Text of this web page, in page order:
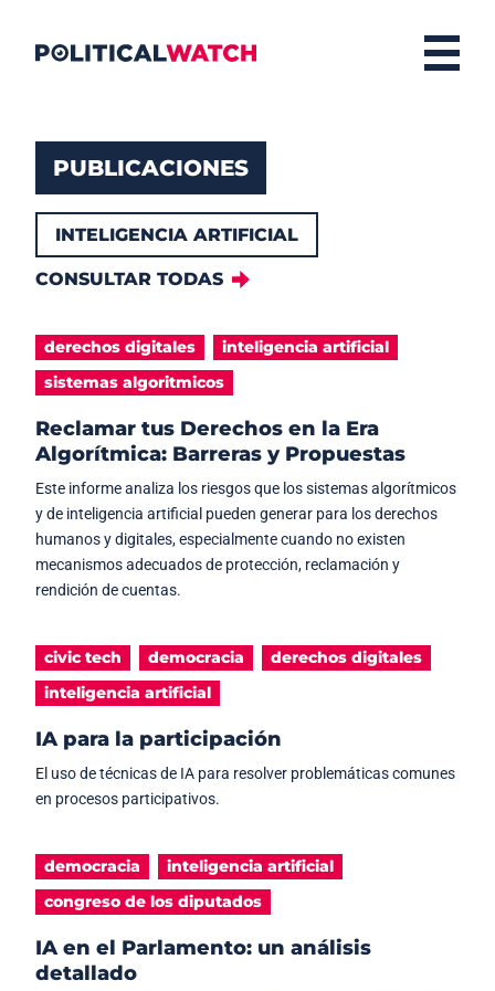
PUBLICACIONES
INTELIGENCIA ARTIFICIAL
CONSULTAR TODAS
derechos digitales
inteligencia artificial
sistemas algoritmicos
Reclamar tus Derechos en la Era
Algorítmica: Barreras y Propuestas
Este informe analiza los riesgos que los sistemas algorítmicos
y de inteligencia artificial pueden generar para los derechos
humanos y digitales, especialmente cuando no existen
mecanismos adecuados de protección, reclamación y
rendición de cuentas.
civic tech democracia
derechos digitales
inteligencia artificial
IA para la participación
El uso de técnicas de IA para resolver problemáticas comunes
en procesos participativos.
democracia
inteligencia artificial
congreso de los diputados
IA en el Parlamento: un análisis
detallado